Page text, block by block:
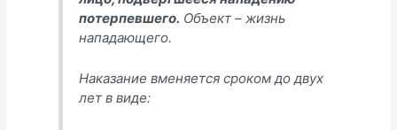
потерпевшего. Объект – жизнь
нападающего.
Наказание вменяется сроком до двух
лет в виде: